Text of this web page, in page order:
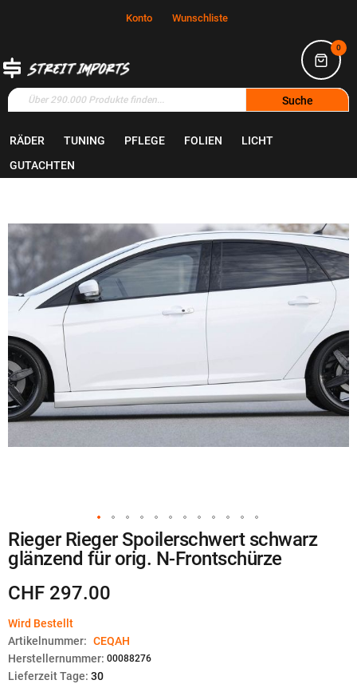
Konto Wunschliste
0
Suche
RÄDER TUNING PFLEGE FOLIEN
LICHT
GUTACHTEN
Zum
Ende
Zum
Anfang
der
Bildgalerie
Rieger Rieger Spoilerschwert schwarz
glänzend für orig. N-Frontschürze
CHF 297.00
Wird Bestellt
Artikelnummer: CEQAH
Herstellernummer: 00088276
Lieferzeit Tage: 30